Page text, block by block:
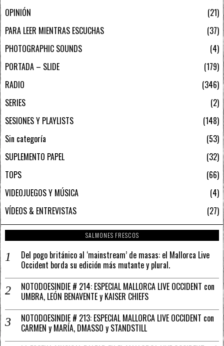
OPINIÓN
21
PARA LEER MIENTRAS ESCUCHAS
37
PHOTOGRAPHIC SOUNDS
4
PORTADA – SLIDE
179
RADIO
346
SERIES
2
SESIONES Y PLAYLISTS
148
Sin categoría
53
SUPLEMENTO PAPEL
32
TOPS
66
VIDEOJUEGOS Y MÚSICA
4
VÍDEOS & ENTREVISTAS
27
SALMONES FRESCOS
Del pogo británico al ‘mainstream’ de masas: el Mallorca Live
Occident borda su edición más mutante y plural.
NOTODOESINDIE # 214: ESPECIAL MALLORCA LIVE OCCIDENT con
UMBRA, LEÓN BENAVENTE y KAISER CHIEFS
NOTODOESINDIE # 213: ESPECIAL MALLORCA LIVE OCCIDENT con
CARMEN y MARÍA, DMASSO y STANDSTILL